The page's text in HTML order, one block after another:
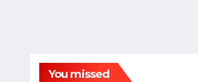
You missed